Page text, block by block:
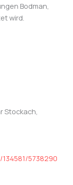
Bodman,
wird.
Stockach,
5738290